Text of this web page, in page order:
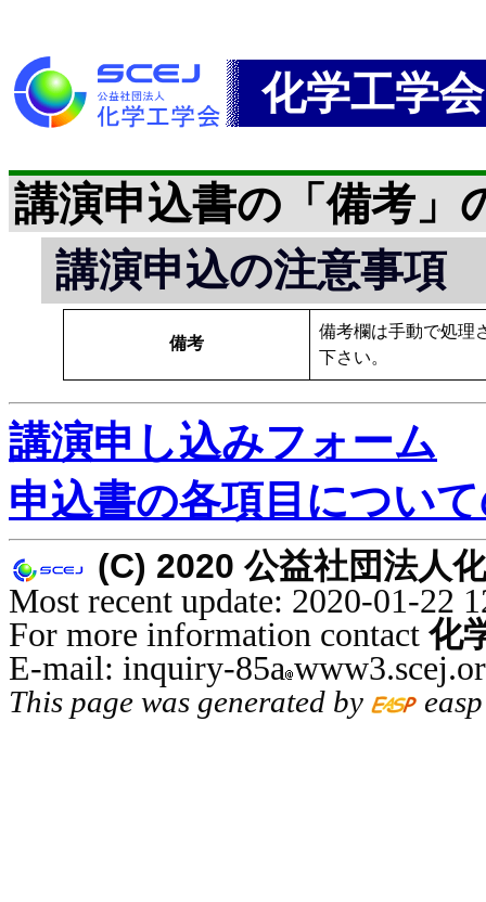
化学工学
講演申込書の「備考」
講演申込の注意事項
備考
備考欄は手動で処理
下さい。
講演申し込みフォーム
申込書の各項目につい
(C) 2020 公益社団法人
Most recent update: 2020-01-22
For more information contact 化
E-mail: inquiry-85a
This page was generated by